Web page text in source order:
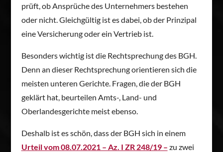
prüft, ob Ansprüche des Unternehmers bestehen
oder nicht. Gleichgültig ist es dabei, ob der Prinzipal
eine Versicherung oder ein Vertrieb ist.
Besonders wichtig ist die Rechtsprechung des BGH.
Denn an dieser Rechtsprechung orientieren sich die
meisten unteren Gerichte. Fragen, die der BGH
geklärt hat, beurteilen Amts-, Land- und
Oberlandesgerichte meist ebenso.
Deshalb ist es schön, dass der BGH sich in einem
Urteil vom 08.07.2021 – Az. I ZR 248/19 – zu zwei